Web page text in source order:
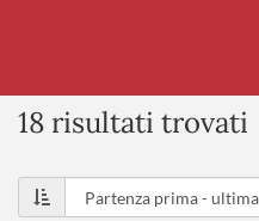
18 risultati trovati